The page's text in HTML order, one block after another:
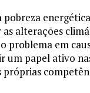
alterações
problema em
um papel ativo